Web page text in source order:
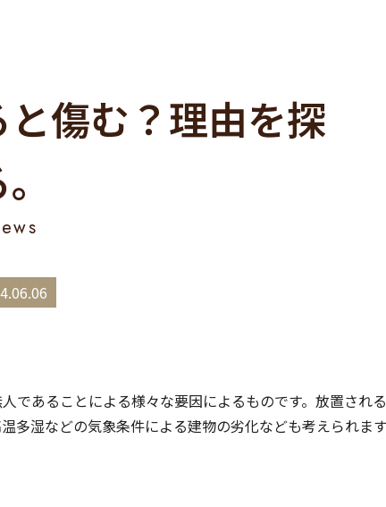
傷む？理由を探
あることによる様々な要因によるものです。放置され
多湿などの気象条件による建物の劣化なども考えられま